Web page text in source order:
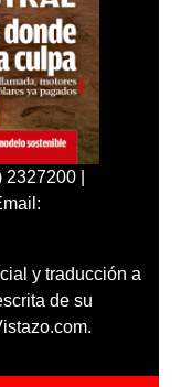
|
y traducción a
de su